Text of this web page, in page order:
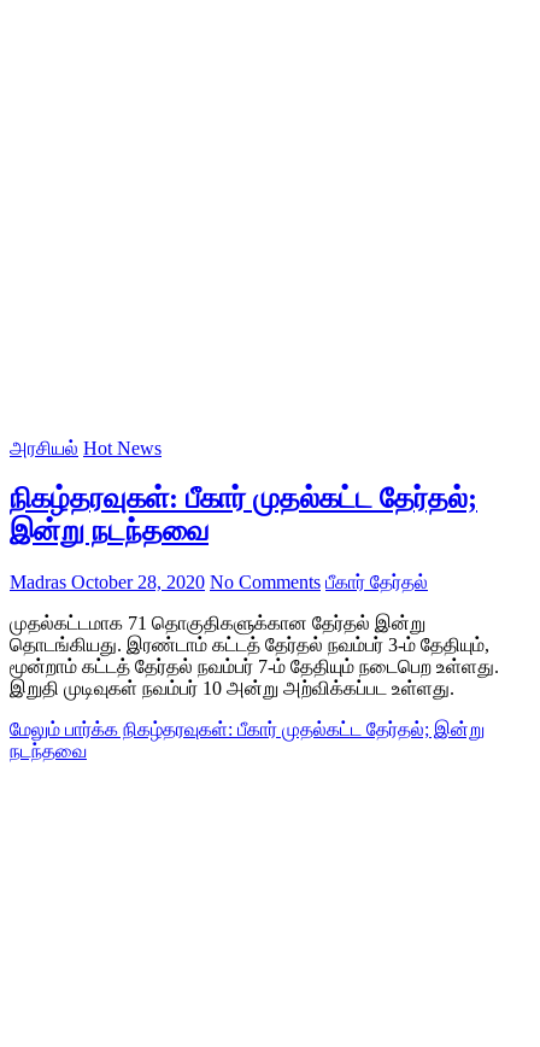
அரசியல் Hot News
நிகழ்தரவுகள்: பீகார் முதல்கட்ட தேர்தல்;
இன்று நடந்தவை
Madras October 28, 2020 No Comments பீகார் தேர்தல்
முதல்கட்டமாக 71 தொகுதிகளுக்கான தேர்தல் இன்று
தொடங்கியது. இரண்டாம் கட்டத் தேர்தல் நவம்பர் 3-ம் தேதியும்,
மூன்றாம் கட்டத் தேர்தல் நவம்பர் 7-ம் தேதியும் நடைபெற உள்ளது.
இறுதி முடிவுகள் நவம்பர் 10 அன்று அற்விக்கப்பட உள்ளது.
மேலும் பார்க்க நிகழ்தரவுகள்: பீகார் முதல்கட்ட தேர்தல்; இன்று
நடந்தவை